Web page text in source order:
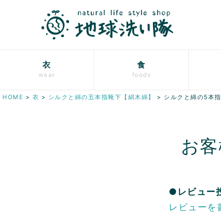
衣
wear
食
foods
HOME 衣 シルクと綿の五本指靴下【絹木綿】 シルクと綿の5本
お
●レビュー
レビュー